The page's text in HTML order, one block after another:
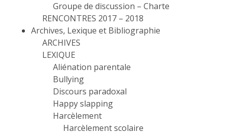
Groupe de discussion – Charte
RENCONTRES 2017 – 2018
Archives, Lexique et Bibliographie
ARCHIVES
LEXIQUE
Aliénation parentale
Bullying
Discours paradoxal
Happy slapping
Harcèlement
Harcèlement scolaire